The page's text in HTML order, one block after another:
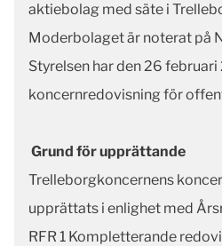
aktiebolag med säte i
Moderbolaget är noterat på
Styrelsen har den 26
koncernredovisning för
Grund för upprättande
Trelleborgkoncernens
upprättats i enlighet med
RFR 1 Kompletterande